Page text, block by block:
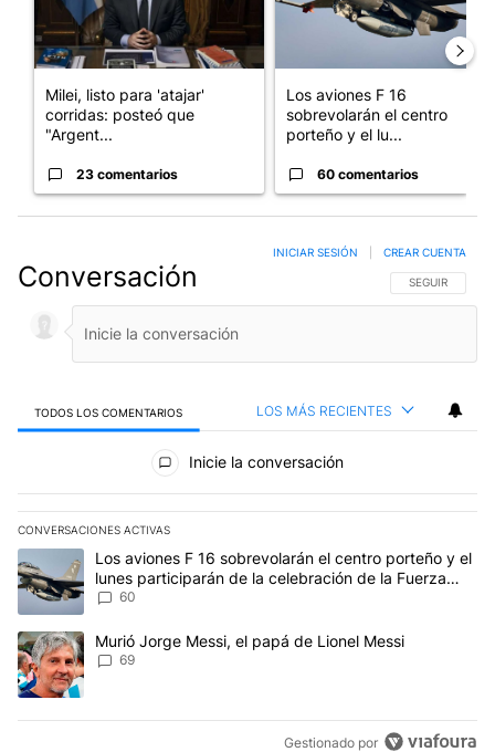
Milei, listo para 'atajar'
corridas: posteó que
"Argent...
23 comentarios
Los aviones F 16
sobrevolarán el centro
porteño y el lu...
60 comentarios
Conversación SIGA ESTA
SEGUIR
INICIAR SESIÓN CREAR CUENTA
TODOS LOS COMENTARIOS LOS MÁS RECIENTES
Todos los comentarios
Inicie la conversación
CONVERSACIONES ACTIVAS
Este listado muestra los artículos con más comentarios en los
Un artículo de tendencia con el título "Los aviones F 16
Los aviones F 16 sobrevolarán el centro porteño y el
lunes participarán de la celebración de la Fuerza
Aérea
60
Un artículo de tendencia con el título "Murió Jorge Messi, el
Murió Jorge Messi, el papá de Lionel Messi
69
Gestionado por